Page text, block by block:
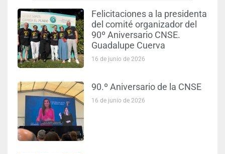
Felicitaciones a la presidenta
del comité organizador del
90º Aniversario CNSE.
Guadalupe Cuerva
16 de junio de 2026
90.º Aniversario de la CNSE
16 de junio de 2026